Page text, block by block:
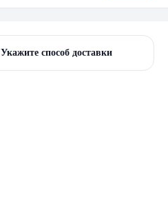
Укажите способ доставки